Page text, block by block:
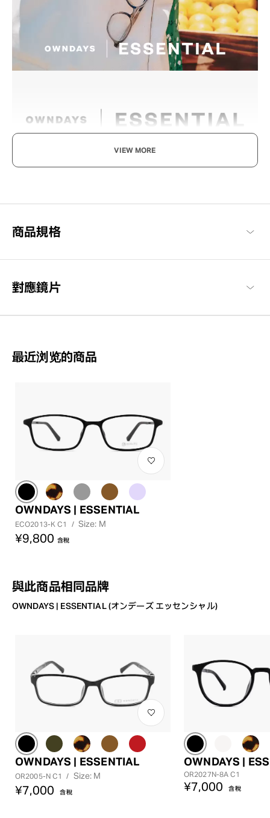
享受眼鏡的樂趣，迎接美好日常
VIEW MORE
商品規格
對應鏡片
最近浏览的商品
OWNDAYS | ESSENTIAL
ECO2013-K C1 / Size: M
¥9,800 含稅
與此商品相同品牌
OWNDAYS | ESSENTIAL (オンデーズ エッセンシャル)
OWNDAYS | ESSENTIAL
OR2005-N C1 / Size: M
¥7,000 含稅
OWNDAYS |
OR2027N-8A C1
¥7,000 含稅